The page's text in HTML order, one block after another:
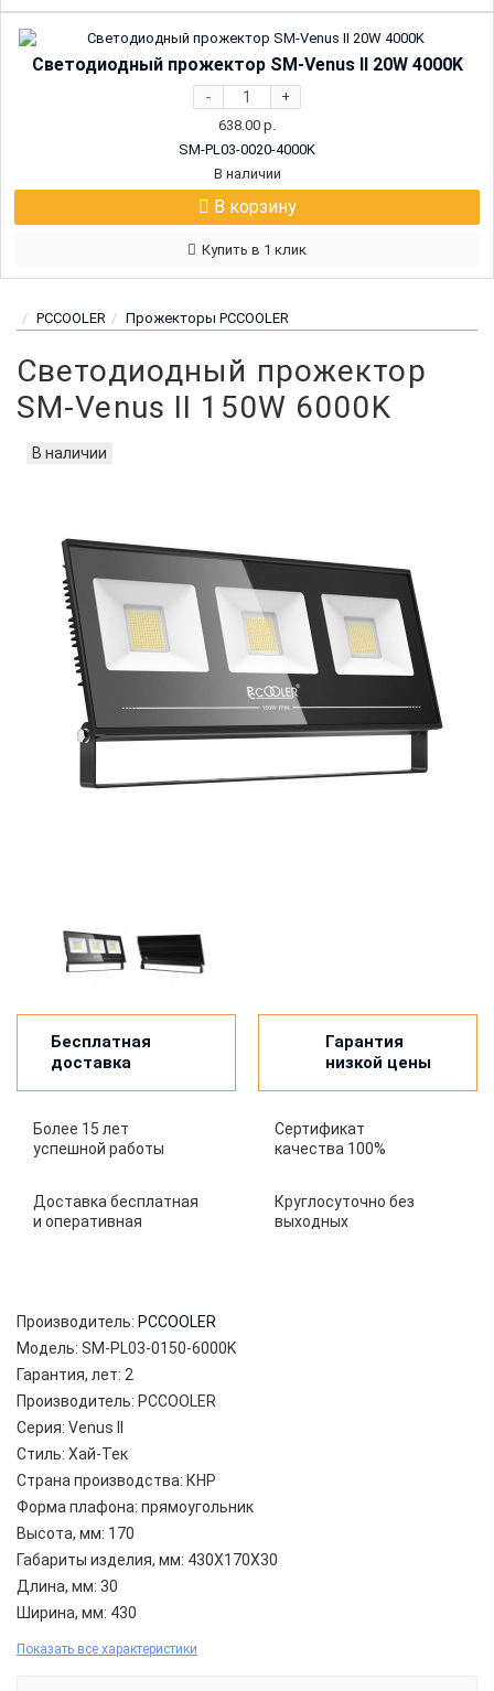
Светодиодный прожектор SM-Venus II 20W 4000K
- +
638.00 р.
SM-PL03-0020-4000K
В наличии
В корзину
Купить в 1 клик
PCCOOLER Прожекторы PCCOOLER
Светодиодный прожектор
SM-Venus II 150W 6000K
В наличии
Бесплатная
доставка
Гарантия
низкой цены
Более 15 лет
успешной работы
Сертификат
качества 100%
Доставка бесплатная
и оперативная
Круглосуточно без
выходных
Производитель: PCCOOLER
Модель: SM-PL03-0150-6000K
Гарантия, лет: 2
Производитель: PCCOOLER
Серия: Venus II
Стиль: Хай-Тек
Страна производства: КНР
Форма плафона: прямоугольник
Высота, мм: 170
Габариты изделия, мм: 430X170X30
Длина, мм: 30
Ширина, мм: 430
Показать все характеристики